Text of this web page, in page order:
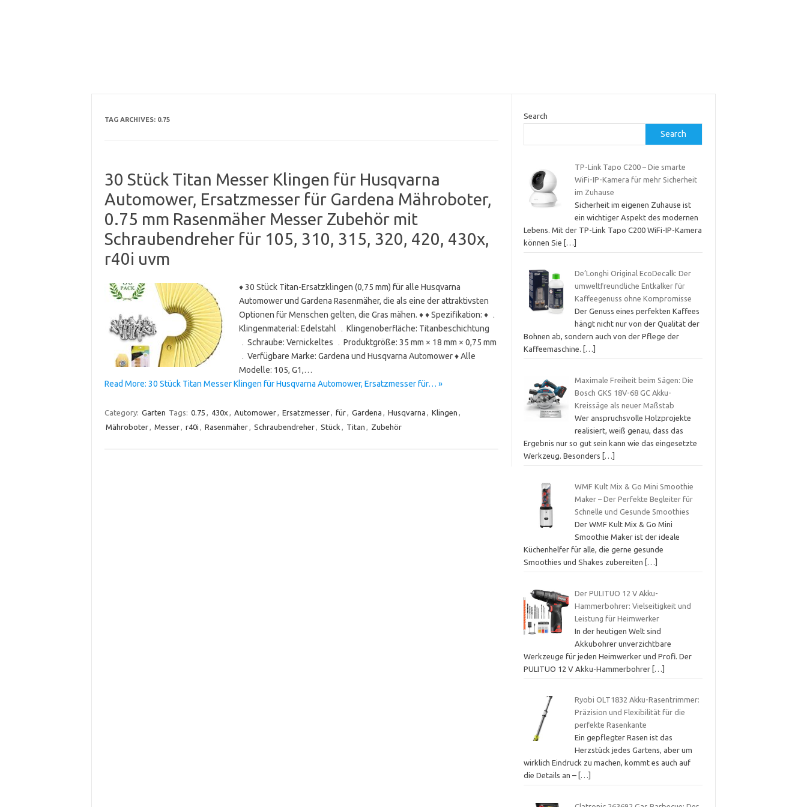
TAG ARCHIVES: 0.75
30 Stück Titan Messer Klingen für Husqvarna
Automower, Ersatzmesser für Gardena Mähroboter,
0.75 mm Rasenmäher Messer Zubehör mit
Schraubendreher für 105, 310, 315, 320, 420, 430x,
r40i uvm
♦ 30 Stück Titan-Ersatzklingen (0,75 mm) für alle Husqvarna
Automower und Gardena Rasenmäher, die als eine der attraktivsten
Optionen für Menschen gelten, die Gras mähen. ♦ ♦ Spezifikation: ♦ ﹒
Klingenmaterial: Edelstahl ﹒Klingenoberfläche: Titanbeschichtung
﹒Schraube: Vernickeltes ﹒Produktgröße: 35 mm × 18 mm × 0,75 mm
﹒Verfügbare Marke: Gardena und Husqvarna Automower ♦ Alle
Modelle: 105, G1,…
Read More: 30 Stück Titan Messer Klingen für Husqvarna Automower, Ersatzmesser für… »
Category: Garten Tags: 0.75 , 430x , Automower, Ersatzmesser, für, Gardena , Husqvarna , Klingen ,
Mähroboter, Messer, r40i , Rasenmäher, Schraubendreher, Stück , Titan , Zubehör
Search
Search
TP-Link Tapo C200 – Die smarte
WiFi-IP-Kamera für mehr Sicherheit
im Zuhause
Sicherheit im eigenen Zuhause ist
ein wichtiger Aspekt des modernen
Lebens. Mit der TP-Link Tapo C200 WiFi-IP-Kamera
können Sie
[…]
De’Longhi Original EcoDecalk: Der
umweltfreundliche Entkalker für
Kaffeegenuss ohne Kompromisse
Der Genuss eines perfekten Kaffees
hängt nicht nur von der Qualität der
Bohnen ab, sondern auch von der Pflege der
Kaffeemaschine.
[…]
Maximale Freiheit beim Sägen: Die
Bosch GKS 18V-68 GC Akku-
Kreissäge als neuer Maßstab
Wer anspruchsvolle Holzprojekte
realisiert, weiß genau, dass das
Ergebnis nur so gut sein kann wie das eingesetzte
Werkzeug. Besonders
[…]
WMF Kult Mix & Go Mini Smoothie
Maker – Der Perfekte Begleiter für
Schnelle und Gesunde Smoothies
Der WMF Kult Mix & Go Mini
Smoothie Maker ist der ideale
Küchenhelfer für alle, die gerne gesunde
Smoothies und Shakes zubereiten
[…]
Der PULITUO 12 V Akku-
Hammerbohrer: Vielseitigkeit und
Leistung für Heimwerker
In der heutigen Welt sind
Akkubohrer unverzichtbare
Werkzeuge für jeden Heimwerker und Profi. Der
PULITUO 12 V Akku-Hammerbohrer […]
Ryobi OLT1832 Akku-Rasentrimmer:
Präzision und Flexibilität für die
perfekte Rasenkante
Ein gepflegter Rasen ist das
Herzstück jedes Gartens, aber um
wirklich Eindruck zu machen, kommt es auch auf
die Details an – […]